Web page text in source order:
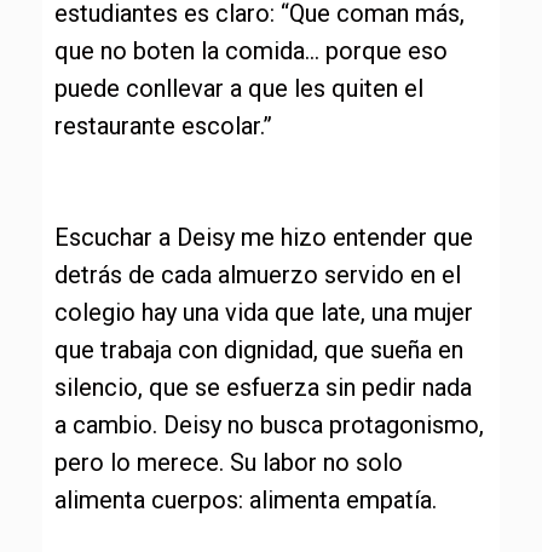
estudiantes es claro: “Que coman más,
que no boten la comida… porque eso
puede conllevar a que les quiten el
restaurante escolar.”
Escuchar a Deisy me hizo entender que
detrás de cada almuerzo servido en el
colegio hay una vida que late, una mujer
que trabaja con dignidad, que sueña en
silencio, que se esfuerza sin pedir nada
a cambio. Deisy no busca protagonismo,
pero lo merece. Su labor no solo
alimenta cuerpos: alimenta empatía.